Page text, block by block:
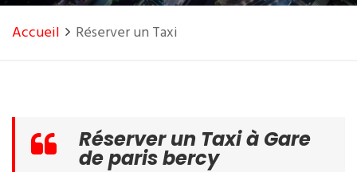
Accueil Réserver un Taxi
Réserver un Taxi à Gare
de paris bercy